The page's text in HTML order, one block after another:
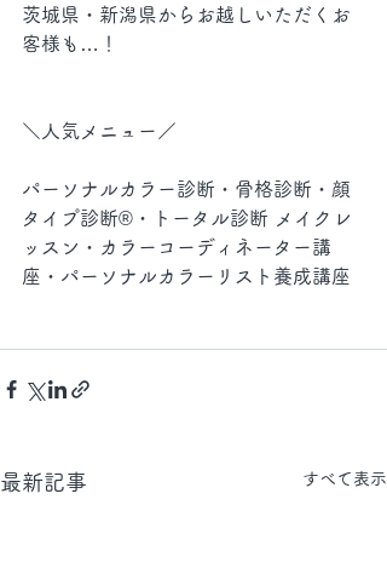
茨城県・新潟県からお越しいただくお
客様も…！
＼人気メニュー／
パーソナルカラー診断・骨格診断・顔
タイプ診断®︎・トータル診断 メイクレ
ッスン・カラーコーディネーター講
座・パーソナルカラーリスト養成講座
最新記事 すべて表示